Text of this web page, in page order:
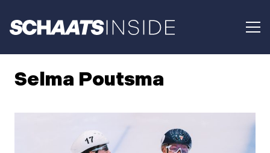
Selma Poutsma